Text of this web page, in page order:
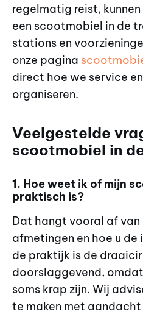
regelmatig reist,
een scootmobiel in de
stations en
onze pagina
direct hoe we service
organiseren.
Veelgestelde
scootmobiel in
1. Hoe weet ik of mijn
praktisch is?
Dat hangt vooral af
afmetingen en hoe u de
de praktijk is de
doorslaggevend,
soms krap zijn. Wij
te maken met